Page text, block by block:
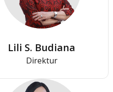
Lili S. Budiana
Direktur